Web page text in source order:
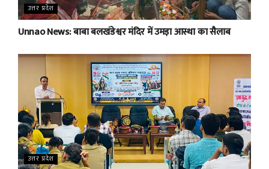
उत्तर प्रदेश
Unnao News: बाबा बलखंडेश्वर मंदिर में उमड़ा आस्था का सैलाब
उत्तर प्रदेश